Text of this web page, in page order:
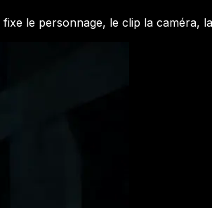
le personnage, le clip la caméra,